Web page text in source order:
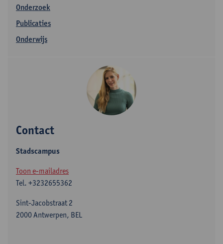
Onderzoek
Publicaties
Onderwijs
Contact
Stadscampus
Toon e-mailadres
Tel. +3232655362
Sint-Jacobstraat 2
2000 Antwerpen, BEL